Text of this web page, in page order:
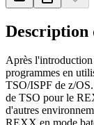
Description
Après l'introduction
programmes en
TSO/ISPF de z/
de TSO pour le
d'autres